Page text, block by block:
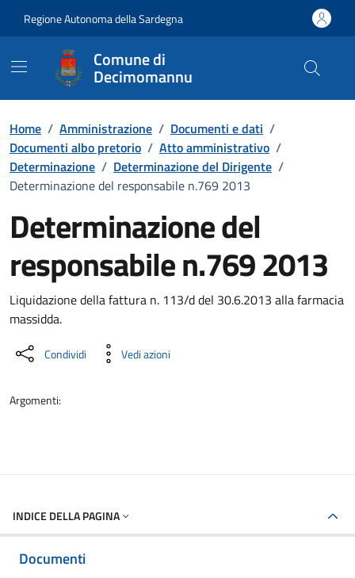
Regione Autonoma della Sardegna
Comune di
Decimomannu
Home / Amministrazione / Documenti e dati /
Documenti albo pretorio / Atto amministrativo /
Determinazione / Determinazione del Dirigente /
Determinazione del responsabile n.769 2013
Determinazione del
responsabile n.769 2013
Dettaglio del documento
Liquidazione della fattura n. 113/d del 30.6.2013 alla farmacia
massidda.
Condividi Vedi azioni
Argomenti:
INDICE DELLA PAGINA
Documenti